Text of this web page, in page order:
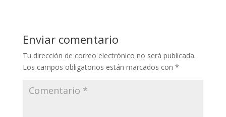
Enviar comentario
Tu dirección de correo electrónico no será publicada.
Los campos obligatorios están marcados con *